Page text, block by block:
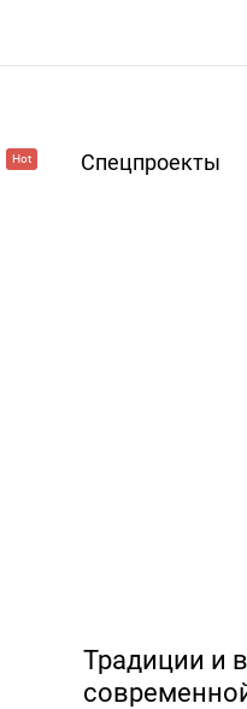
Hot Спецпроекты
Традиции и